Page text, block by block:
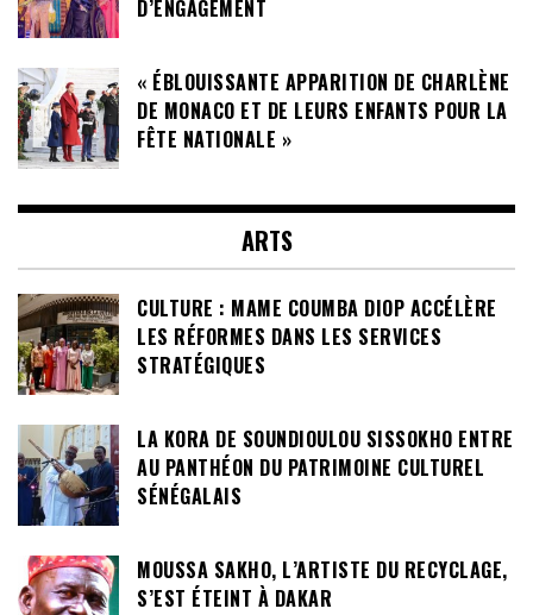
D’ENGAGEMENT
« ÉBLOUISSANTE APPARITION DE CHARLÈNE
DE MONACO ET DE LEURS ENFANTS POUR LA
FÊTE NATIONALE »
ARTS
CULTURE : MAME COUMBA DIOP ACCÉLÈRE
LES RÉFORMES DANS LES SERVICES
STRATÉGIQUES
LA KORA DE SOUNDIOULOU SISSOKHO ENTRE
AU PANTHÉON DU PATRIMOINE CULTUREL
SÉNÉGALAIS
MOUSSA SAKHO, L’ARTISTE DU RECYCLAGE,
S’EST ÉTEINT À DAKAR